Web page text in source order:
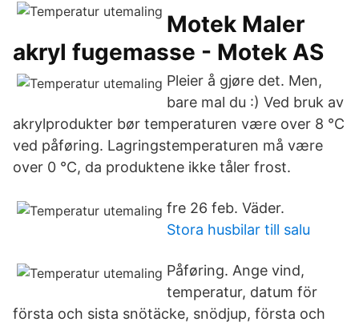
Motek Maler
akryl fugemasse - Motek AS
Pleier å gjøre det. Men,
bare mal du :) Ved bruk av
akrylprodukter bør temperaturen være over 8 °C
ved påføring. Lagringstemperaturen må være
over 0 °C, da produktene ikke tåler frost.
fre 26 feb. Väder.
Stora husbilar till salu
Påføring. Ange vind,
temperatur, datum för
första och sista snötäcke, snödjup, första och